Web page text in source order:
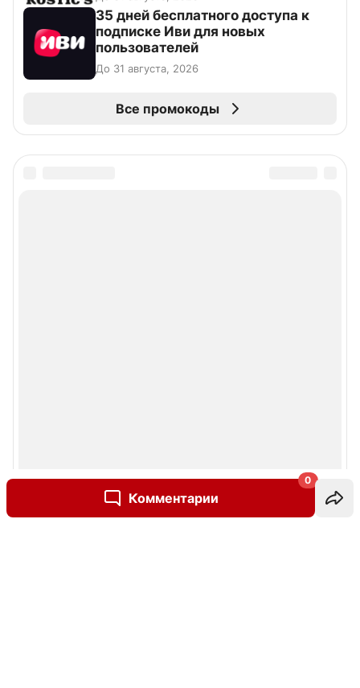
Комментарии
0
35 дней бесплатного доступа к
подписке Иви для новых
пользователей
До 31 августа, 2026
Все промокоды